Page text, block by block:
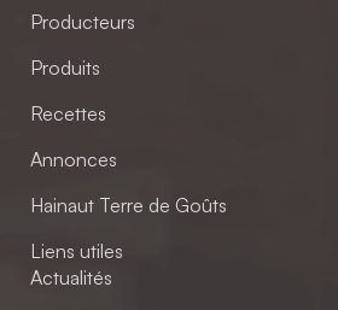
Producteurs
Produits
Recettes
Annonces
Hainaut Terre de Goûts
Liens utiles
Actualités